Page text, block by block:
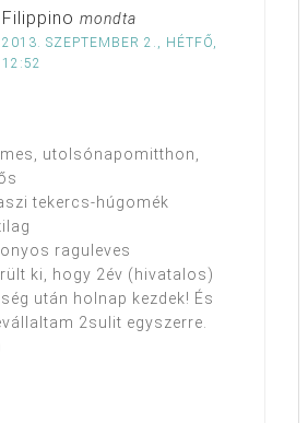
Filippino mondta
2013. SZEPTEMBER 2., HÉTFŐ,
12:52
utolsónapomitthon,
tekercs-húgomék
raguleves
ki, hogy 2év (hivatalos)
után holnap kezdek! És
2sulit egyszerre.